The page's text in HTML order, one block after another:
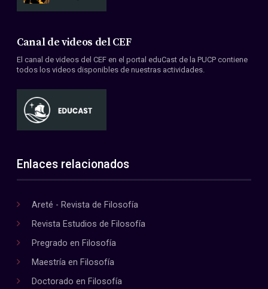
Canal de videos del CEF
El canal de videos del CEF en el portal eduCast de la PUCP contiene
todos los videos disponibles de nuestras actividades.
Enlaces relacionados
Areté - Revista de Filosofía
Revista Estudios de Filosofía
Pregrado en Filosofía
Maestría en Filosofía
Doctorado en Filosofía